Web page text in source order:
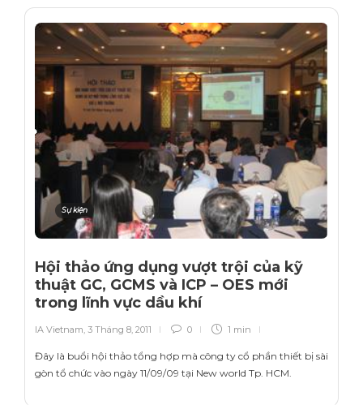
Sự kiện
Hội thảo ứng dụng vượt trội của kỹ
thuật GC, GCMS và ICP – OES mới
trong lĩnh vực dầu khí
IA Vietnam, 3 Tháng 8, 2011 0 1 min
Đây là buổi hội thảo tổng hợp mà công ty cổ phần thiết bị sài
gòn tổ chức vào ngày 11/09/09 tại New world Tp. HCM.